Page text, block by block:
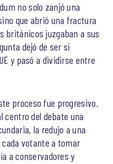
no solo zanjó una
que abrió una fractura
británicos juzgaban a sus
dejó de ser si
y pasó a dividirse entre
proceso fue progresivo.
centro del debate una
la redujo a una
votante a tomar
a conservadores y